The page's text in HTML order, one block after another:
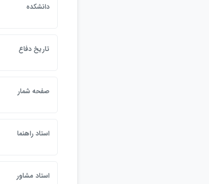
دانشكده
تاريخ دفاع
صفحه شمار
استاد راهنما
استاد مشاور